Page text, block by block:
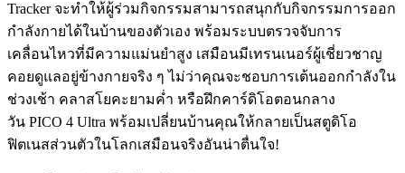
Tracker จะทำให้ผู้ร่วมกิจกรรมสามารถสนุกกับกิจกรรมการออก
กำลังกายได้ในบ้านของตัวเอง พร้อมระบบตรวจจับการ
เคลื่อนไหวที่มีความแม่นยำสูง เสมือนมีเทรนเนอร์ผู้เชี่ยวชาญ
คอยดูแลอยู่ข้างกายจริง ๆ ไม่ว่าคุณจะชอบการเต้นออกกำลังใน
ช่วงเช้า คลาสโยคะยามค่ำ หรือฝึกคาร์ดิโอตอนกลาง
วัน PICO 4 Ultra พร้อมเปลี่ยนบ้านคุณให้กลายเป็นสตูดิโอ
ฟิตเนสส่วนตัวในโลกเสมือนจริงอันน่าตื่นใจ!